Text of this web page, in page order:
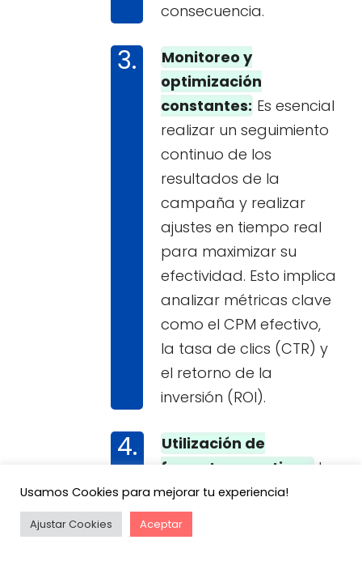
consecuencia.
Monitoreo y
optimización
constantes: Es esencial
realizar un seguimiento
continuo de los
resultados de la
campaña y realizar
ajustes en tiempo real
para maximizar su
efectividad. Esto implica
analizar métricas clave
como el CPM efectivo,
la tasa de clics (CTR) y
el retorno de la
inversión (ROI).
Utilización de
formatos creativos: La
creatividad en la
presentación de los
anuncios es
Usamos Cookies para mejorar tu experiencia!
Ajustar Cookies Aceptar